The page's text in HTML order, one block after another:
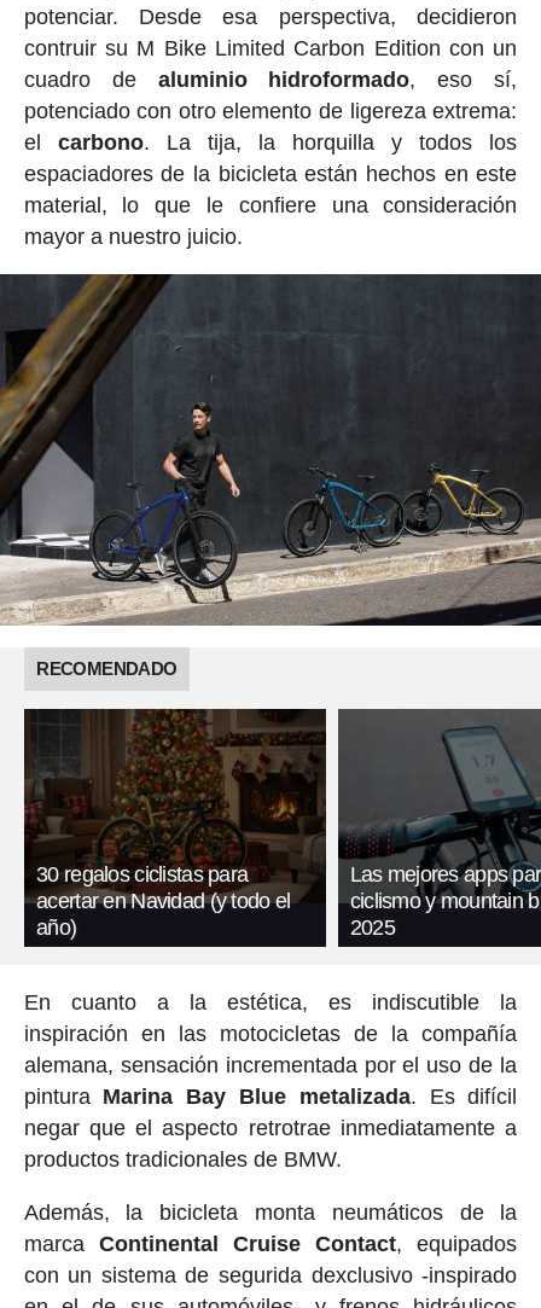
potenciar. Desde esa perspectiva, decidieron
contruir su M Bike Limited Carbon Edition con un
cuadro de aluminio hidroformado, eso sí,
potenciado con otro elemento de ligereza extrema:
el carbono. La tija, la horquilla y todos los
espaciadores de la bicicleta están hechos en este
material, lo que le confiere una consideración
mayor a nuestro juicio.
RECOMENDADO
30 regalos ciclistas para
acertar en Navidad (y todo el
año)
Las mejores apps
ciclismo y mountain
2025
En cuanto a la estética, es indiscutible la
inspiración en las motocicletas de la compañía
alemana, sensación incrementada por el uso de la
pintura Marina Bay Blue metalizada. Es difícil
negar que el aspecto retrotrae inmediatamente a
productos tradicionales de BMW.
Además, la bicicleta monta neumáticos de la
marca Continental Cruise Contact, equipados
con un sistema de segurida dexclusivo -inspirado